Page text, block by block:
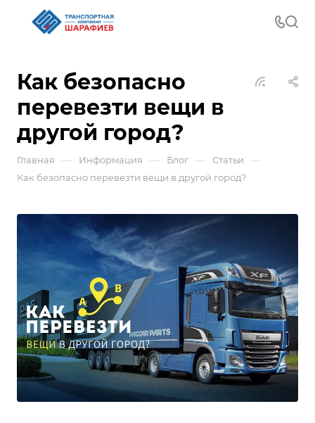
Как безопасно
перевезти вещи в
другой город?
Главная — Информация — Блог — Статьи —
Как безопасно перевезти вещи в другой город?